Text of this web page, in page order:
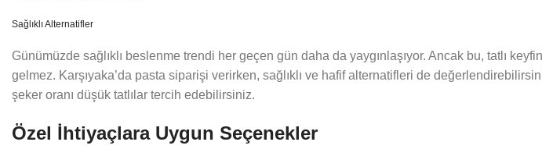
Sağlıklı Alternatifler
Günümüzde sağlıklı beslenme trendi her geçen gün daha da yaygınlaşıyor. Ancak bu, tatlı
gelmez. Karşıyaka’da pasta siparişi verirken, sağlıklı ve hafif alternatifleri de
şeker oranı düşük tatlılar tercih edebilirsiniz.
Özel İhtiyaçlara Uygun Seçenekler